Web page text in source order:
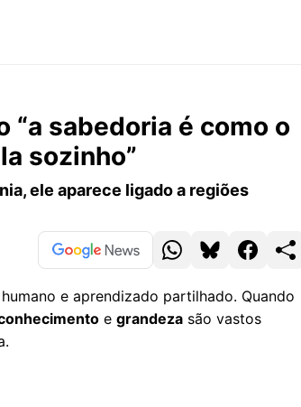
sabedoria é como o
sozinho”
ele aparece ligado a regiões
e aprendizado partilhado. Quando
e grandeza são vastos